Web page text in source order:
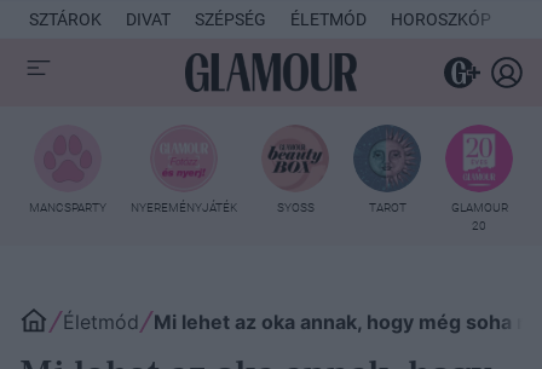
SZTÁROK DIVAT SZÉPSÉG ÉLETMÓD HOROSZKÓP
MANCSPARTY NYEREMÉNYJÁTÉK SYOSS TAROT
GLAMOUR
20
Életmód Mi lehet az oka annak, hogy még soha